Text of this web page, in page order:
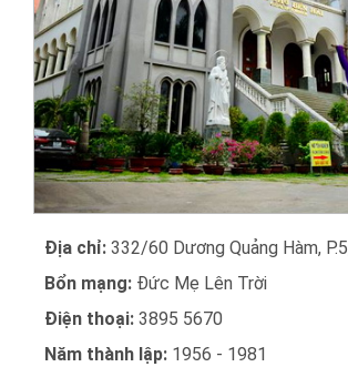
Địa chỉ: 332/60 Dương Quảng Hàm,
Bổn mạng: Đức Mẹ Lên Trời
Điện thoại: 3895 5670
Năm thành lập: 1956 - 1981